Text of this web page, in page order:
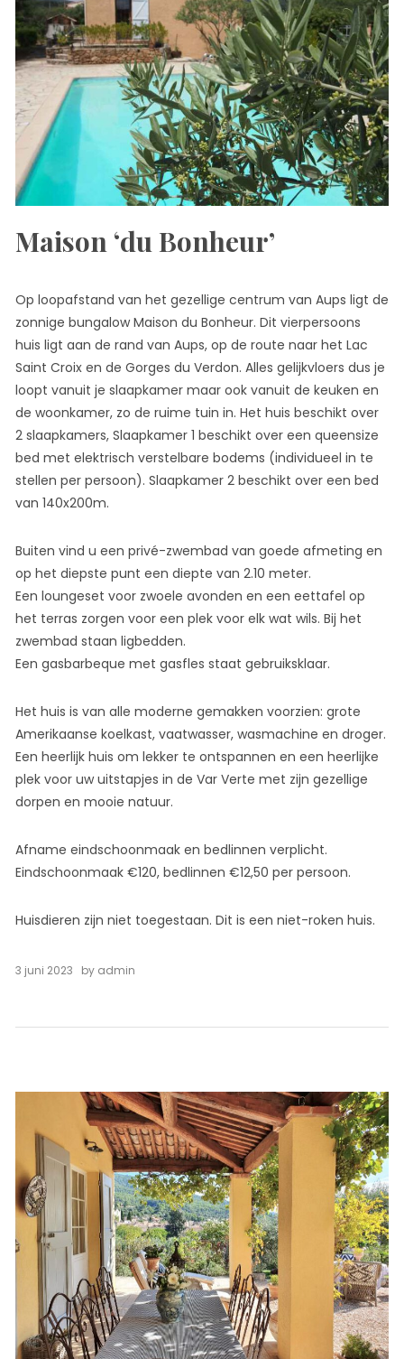
Maison ‘du Bonheur’
Op loopafstand van het gezellige centrum van Aups ligt de
zonnige bungalow Maison du Bonheur. Dit vierpersoons
huis ligt aan de rand van Aups, op de route naar het Lac
Saint Croix en de Gorges du Verdon. Alles gelijkvloers dus je
loopt vanuit je slaapkamer maar ook vanuit de keuken en
de woonkamer, zo de ruime tuin in. Het huis beschikt over
2 slaapkamers, Slaapkamer 1 beschikt over een queensize
bed met elektrisch verstelbare bodems (individueel in te
stellen per persoon). Slaapkamer 2 beschikt over een bed
van 140x200m.
Buiten vind u een privé-zwembad van goede afmeting en
op het diepste punt een diepte van 2.10 meter.
Een loungeset voor zwoele avonden en een eettafel op
het terras zorgen voor een plek voor elk wat wils. Bij het
zwembad staan ligbedden.
Een gasbarbeque met gasfles staat gebruiksklaar.
Het huis is van alle moderne gemakken voorzien: grote
Amerikaanse koelkast, vaatwasser, wasmachine en droger.
Een heerlijk huis om lekker te ontspannen en een heerlijke
plek voor uw uitstapjes in de Var Verte met zijn gezellige
dorpen en mooie natuur.
Afname eindschoonmaak en bedlinnen verplicht.
Eindschoonmaak €120, bedlinnen €12,50 per persoon.
Huisdieren zijn niet toegestaan. Dit is een niet-roken huis.
3 juni 2023 by admin